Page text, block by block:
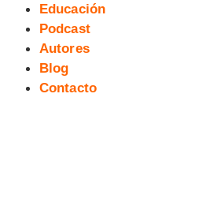
Educación
Podcast
Autores
Blog
Contacto